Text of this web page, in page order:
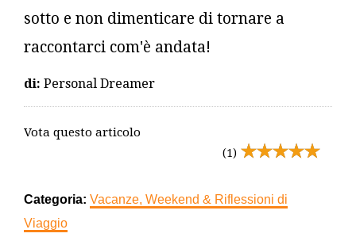
sotto e non dimenticare di tornare a
raccontarci com'è andata!
di: Personal Dreamer
Vota questo articolo
(1)
Categoria: Vacanze, Weekend & Riflessioni di
Viaggio